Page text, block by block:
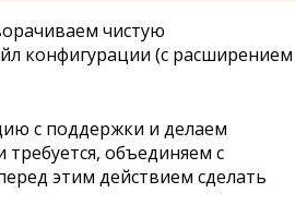
чистую
конфигурации (с расширением
с поддержки и делаем
объединяем с
этим действием сделать